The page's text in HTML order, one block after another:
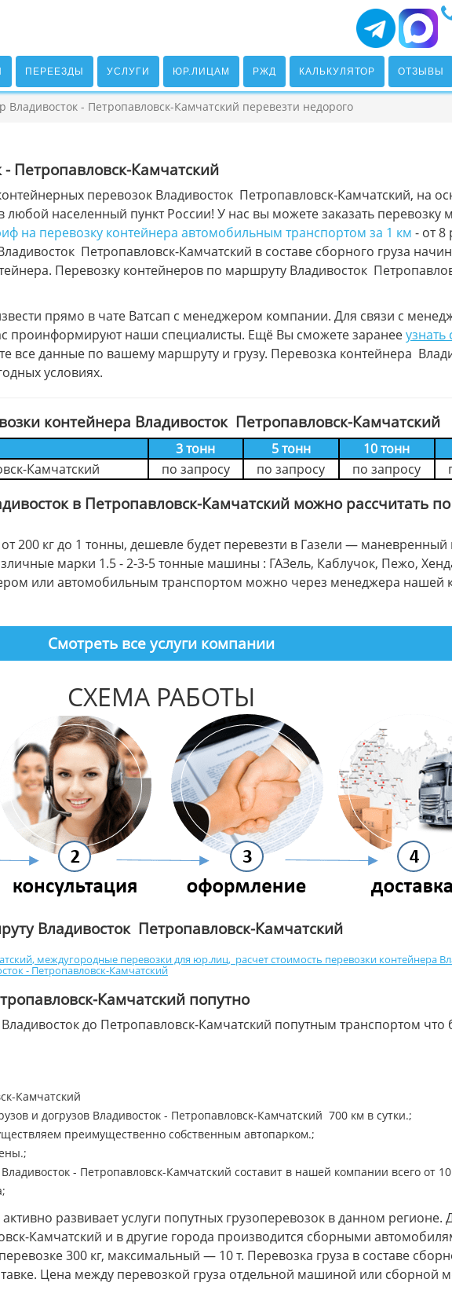
ПЕРЕЕЗДЫ УСЛУГИ ЮР.ЛИЦАМ РЖД КАЛЬКУЛЯТОР ОТЗЫВЫ
Владивосток - Петропавловск-Камчатский перевезти недорого
Петропавловск-Камчатский
перевозок Владивосток Петропавловск-Камчатский, на
любой населенный пункт России! У нас вы можете заказать перевозку
на перевозку контейнера автомобильным транспортом за 1 км - от 8
Петропавловск-Камчатский в составе сборного груза
Перевозку контейнеров по маршруту Владивосток
прямо в чате Ватсап с менеджером компании. Для связи с
проинформируют наши специалисты. Ещё Вы сможете заранееузнать
все данные по вашему маршруту и грузу. Перевозка контейнера
условиях.
контейнера Владивосток Петропавловск-Камчатский
3 тонн 5 тонн 10 тонн
Камчатский
по запросу по запросу по запросу
в Петропавловск-Камчатский можно рассчитать
200 кг до 1 тонны, дешевле будет перевезти в Газели —
марки 1.5 - 2-3-5 тонные машины : ГАЗель, Каблучок, Пежо,
или автомобильным транспортом можно через менеджера нашей
Смотреть все услуги компании
СХЕМА РАБОТЫ
Владивосток Петропавловск-Камчатский
, междугородные перевозки для юр.лиц, расчет стоимость перевозки контейнера
- Петропавловск-Камчатский
Камчатский попутно
до Петропавловск-Камчатский попутным транспортом
Камчатский
и догрузов Владивосток - Петропавловск-Камчатский 700 км в сутки.;
преимущественно собственным автопарком.;
- Петропавловск-Камчатский составит в нашей компании всего от
развивает услуги попутных грузоперевозок в данном регионе.
Камчатский и в другие города производится сборными
300 кг, максимальный — 10 т. Перевозка груза в составе
Цена между перевозкой груза отдельной машиной или сборной